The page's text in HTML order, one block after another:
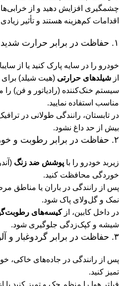
چشمگیری افزایش دهید و از
اقدامات کم‌هزینه هستند و تأثیر
۱. حفاظت در برابر حرارت شدید
خودرو را در سایه پارک کنید یا از
از شیلدهای حرارتی (هیت شیلد) برای
سیستم خنک‌کننده (رادیاتور و فن)
مناسب استفاده نمایید.
در تابستان، رانندگی طولانی در
بیش از حد داغ نشود.
۲. حفاظت در برابر رطوبت و خوردگی
زیربد خودرو را با پوشش ضد زنگ
خوردگی محافظت کنید.
پس از رانندگی در باران یا مناطق
نمک و گل‌ولای پاک شود.
در داخل کابین، ازکیسه‌های
شیشه و کپک‌زدگی جلوگیری شود.
۳. حفاظت در برابر گردوغبار و آلودگی
پس از رانندگی در جاده‌های خاکی،
تمیز کنید.
فیلتر هوا را منظم چک و تمیز کنید یا